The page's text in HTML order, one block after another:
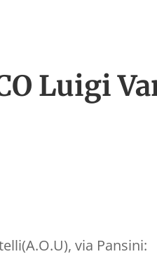
Luigi
via Pansini: